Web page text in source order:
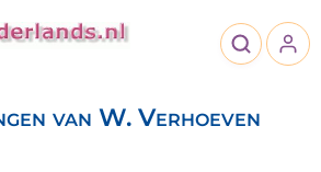
van W. Verhoeven